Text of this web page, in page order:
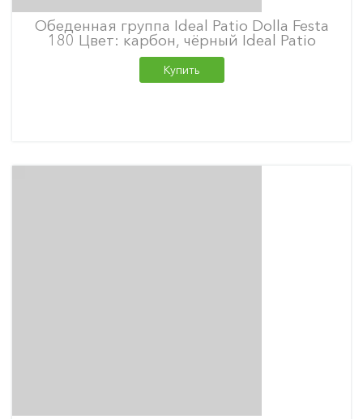
Обеденная группа Ideal Patio Dolla Festa
180 Цвет: карбон, чёрный Ideal Patio
Купить